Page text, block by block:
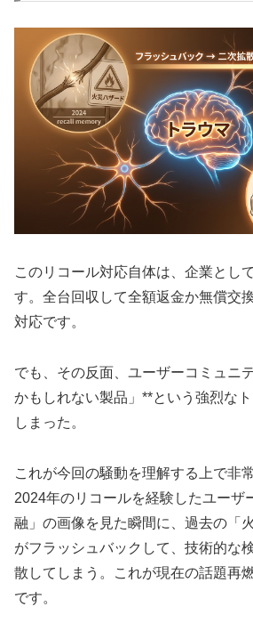
このリコール対応自体は、企業とし
す。全台回収して全額返金か無償交
対応です。
でも、その反面、ユーザーコミュニ
かもしれない製品」**という強烈な
しまった。
これが今回の騒動を理解する上で非
2024年のリコールを経験したユーザ
融」の画像を見た瞬間に、過去の「
がフラッシュバックして、技術的な
散してしまう。これが現在の話題再
です。